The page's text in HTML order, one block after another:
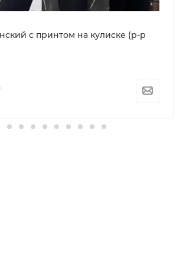
с принтом на кулиске (р-р